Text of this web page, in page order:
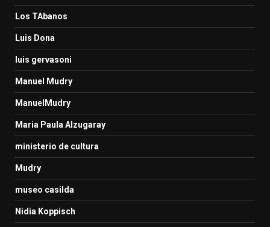
Los TAbanos
Luis Dona
luis gervasoni
Manuel Mudry
ManuelMudry
Maria Paula Alzugaray
ministerio de cultura
Mudry
museo casilda
Nidia Koppisch